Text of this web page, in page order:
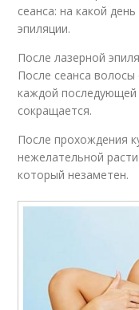
сеанса: на какой
эпиляции.
После лазерной
После сеанса
каждой
сокращается.
После прохождения
нежелательной
который незаметен.